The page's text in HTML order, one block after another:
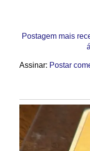
Postagem mais
Assinar: Postar